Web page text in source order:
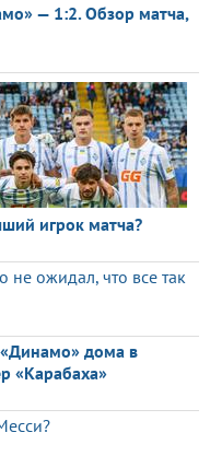
— 1:2. Обзор матча,
игрок матча?
ожидал, что все так
дома в
«Карабаха»